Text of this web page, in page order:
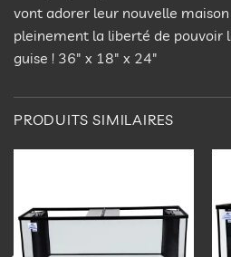
vont adorer leur nouvelle
pleinement la liberté de pouvoir
guise ! 36″ x 18″ x 24″
PRODUITS SIMILAIRES
à la
liste
d’envies